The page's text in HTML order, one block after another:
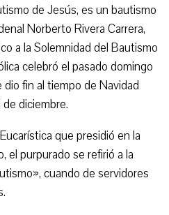
de Jesús, es un bautismo
Norberto Rivera Carrera,
a la Solemnidad del Bautismo
celebró el pasado domingo
dio fin al tiempo de Navidad
diciembre.
que presidió en la
el purpurado se refirió a la
cuando de servidores